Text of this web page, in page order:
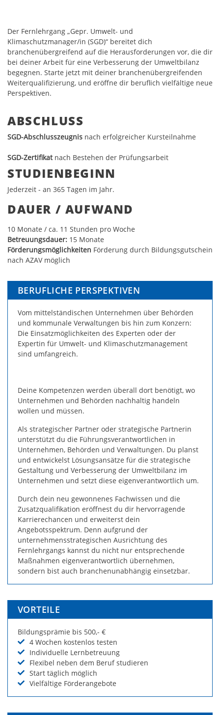
Der Fernlehrgang „Gepr. Umwelt- und
Klimaschutzmanager/in (SGD)“ bereitet dich
branchenübergreifend auf die Herausforderungen vor, die dir
bei deiner Arbeit für eine Verbesserung der Umweltbilanz
begegnen. Starte jetzt mit deiner branchenübergreifenden
Weiterqualifizierung, und eröffne dir beruflich vielfältige neue
Perspektiven.
ABSCHLUSS
SGD-Abschlusszeugnis nach erfolgreicher Kursteilnahme
SGD-Zertifikatnach Bestehen der Prüfungsarbeit
STUDIENBEGINN
Jederzeit - an 365 Tagen im Jahr.
DAUER / AUFWAND
10 Monate / ca. 11 Stunden pro Woche
Betreuungsdauer: 15 Monate
Förderungsmöglichkeiten Förderung durch Bildungsgutschein
nach AZAV möglich
BERUFLICHE PERSPEKTIVEN
Vom mittelständischen Unternehmen über Behörden
und kommunale Verwaltungen bis hin zum Konzern:
Die Einsatzmöglichkeiten des Experten oder der
Expertin für Umwelt- und Klimaschutzmanagement
sind umfangreich.
Deine Kompetenzen werden überall dort benötigt, wo
Unternehmen und Behörden nachhaltig handeln
wollen und müssen.
Als strategischer Partner oder strategische Partnerin
unterstützt du die Führungsverantwortlichen in
Unternehmen, Behörden und Verwaltungen. Du planst
und entwickelst Lösungsansätze für die strategische
Gestaltung und Verbesserung der Umweltbilanz im
Unternehmen und setzt diese eigenverantwortlich um.
Durch dein neu gewonnenes Fachwissen und die
Zusatzqualifikation eröffnest du dir hervorragende
Karrierechancen und erweiterst dein
Angebotsspektrum. Denn aufgrund der
unternehmensstrategischen Ausrichtung des
Fernlehrgangs kannst du nicht nur entsprechende
Maßnahmen eigenverantwortlich übernehmen,
sondern bist auch branchenunabhängig einsetzbar.
VORTEILE
Bildungsprämie bis 500,- €
4 Wochen kostenlos testen
Individuelle Lernbetreuung
Flexibel neben dem Beruf studieren
Start täglich möglich
Vielfältige Förderangebote